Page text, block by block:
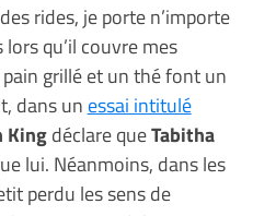
rides, je porte n’importe
qu’il couvre mes
grillé et un thé font un
dans un essai intitulé
Kingdéclare queTabitha
lui. Néanmoins, dans les
perdu les sens de